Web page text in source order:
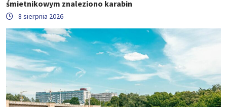
śmietnikowym znaleziono karabin
8 sierpnia 2026